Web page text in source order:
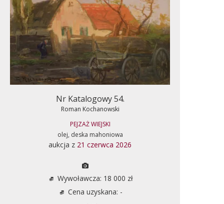
Nr Katalogowy 54.
Roman Kochanowski
PEJZAŻ WIEJSKI
olej, deska mahoniowa
aukcja z 21 czerwca 2026
Wywoławcza: 18 000 zł
Cena uzyskana: -